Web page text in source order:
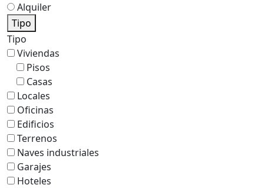
Alquiler
Tipo
Tipo
Viviendas
Pisos
Casas
Locales
Oficinas
Edificios
Terrenos
Naves industriales
Garajes
Hoteles